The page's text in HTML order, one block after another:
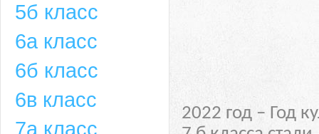
2022 год – Год
5б класс
6а класс
6б класс
6в класс
7а класс